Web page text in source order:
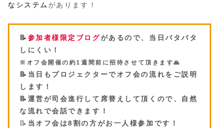
なシステム があります！
📝 参加者様限定ブログがあるので、当日バタバタ
しにくい！
※オフ会開催の約1週間前に招待させて頂きます🙏
📝当日もプロジェクターでオフ会の流れをご説明
します！
📝運営が司会進行して席替えして頂くので、自然
な流れで会話できます！
📝 当オフ会は8割の方がお一人様参加です！